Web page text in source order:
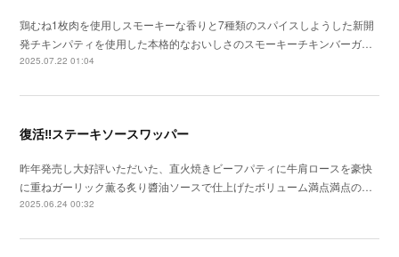
鶏むね1枚肉を使用しスモーキーな香りと7種類のスパイスしようした新開
発チキンパティを使用した本格的なおいしさのスモーキーチキンバーガ…
2025.07.22 01:04
復活‼ステーキソースワッパー
昨年発売し大好評いただいた、直火焼きビーフパティに牛肩ロースを豪快
に重ねガーリック薫る炙り醬油ソースで仕上げたボリューム満点満点の…
2025.06.24 00:32